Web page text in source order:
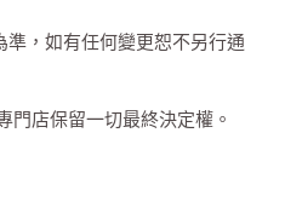
，如有任何變更恕不另行通
門店保留一切最終決定權。